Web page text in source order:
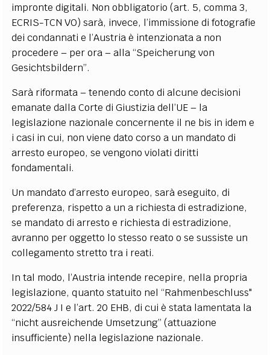
impronte digitali. Non obbligatorio (art. 5, comma 3,
ECRIS-TCN VO) sarà, invece, l’immissione di fotografie
dei condannati e l’Austria è intenzionata a non
procedere – per ora – alla “Speicherung von
Gesichtsbildern”.
Sarà riformata – tenendo conto di alcune decisioni
emanate dalla Corte di Giustizia dell’UE – la
legislazione nazionale concernente il ne bis in idem e
i casi in cui, non viene dato corso a un mandato di
arresto europeo, se vengono violati diritti
fondamentali.
Un mandato d’arresto europeo, sarà eseguito, di
preferenza, rispetto a un a richiesta di estradizione,
se mandato di arresto e richiesta di estradizione,
avranno per oggetto lo stesso reato o se sussiste un
collegamento stretto tra i reati.
In tal modo, l’Austria intende recepire, nella propria
legislazione, quanto statuito nel “Rahmenbeschluss"
2022/584 J I e l’art. 20 EHB, di cui è stata lamentata la
“nicht ausreichende Umsetzung” (attuazione
insufficiente) nella legislazione nazionale.